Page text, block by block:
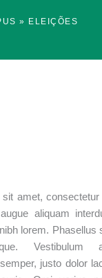
» ELEIÇÕES
amet,
aliquam
lorem. Phasellus
Vestibulum
justo dolor